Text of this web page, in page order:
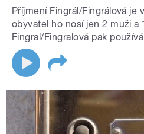
Příjmení Fingrál/Fingrálová je
obyvatel ho nosí jen 2 muži a
Fingral/Fingralová pak